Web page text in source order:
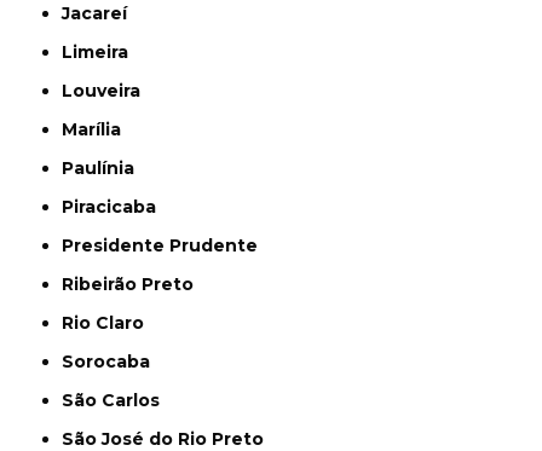
Jacareí
Limeira
Louveira
Marília
Paulínia
Piracicaba
Presidente Prudente
Ribeirão Preto
Rio Claro
Sorocaba
São Carlos
São José do Rio Preto